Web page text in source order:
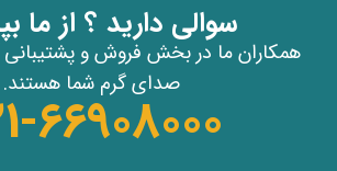
سوالی دارید ؟ از ما
همکاران ما در بخش فروش و
صدای گرم شما هستند.
66908000